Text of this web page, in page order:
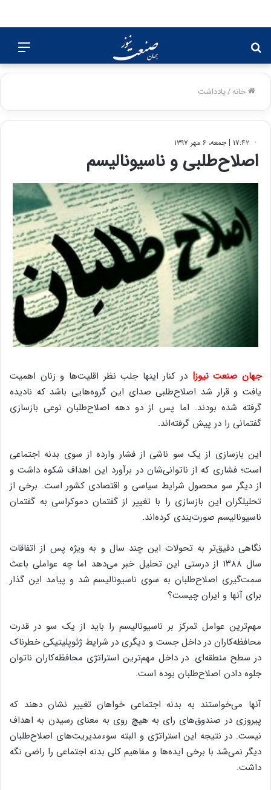
برای
خانه/یادداشت
۱۷:۴۲ | جمعه، ۶ مهر ۱۳۹۷
اصلاح‌طلبی و ناسیونالیسم
جهان صنعت نیوز| در کنار اینها جلب نظر اقلیت‌ها و زنان اهمیت
یافت و قرار شد اصلاح‌طلبی صدای این گروه‌هایی باشد که نادیده
گرفته شده بودند. اما پس از دو دهه اصلاح‌طلبان نوعی بازسازی
گفتمانی را در پیش گرفته‌اند.
این بازسازی از یک سو ناشی از فشار وارده از سوی بدنه اجتماعی
است؛ فشاری که از ناتوانی‌شان در برآورد این اهداف شکوه داشت و
از دیگر سو محصول شرایط سیاسی و اقتصادی کشور است. برخی از
تحلیلگران این بازسازی را با تغییر از گفتمان دموکراسی به گفتمان
ناسیونالیسم صورت‌بندی کرده‌اند.
نگاهی دقیق‌تر به تحولات این چند سال و به ویژه پس از اتفاقات
سال ۱۳۸۸ از درستی این تحلیل خبر می‌دهد‌ اما چه عواملی باعث
سمت‌گیری اصلاح‌طلبان به سوی ناسیونالیسم شد و پیامد این گذار
برای آنها و ایران چیست؟
مهم‌ترین عوامل تمرکز بر ناسیونالیسم را باید از یک سو در قدرت
محافظه‌کاران در داخل جست و دیگری در شرایط ژئوپلیتیکی خطرناک
در سطح منطقه‌ای. در داخل مهم‌ترین استراتژی محافظه‌کاران ناتوان
جلوه دادن اصلاح‌طلبان بوده است.
آنها می‌خواستند به بدنه اجتماعی خواهان تغییر نشان دهند که
پیروزی در صندوق‌های رای به هیچ روی به معنای رسیدن به اهداف
نیست. در نتیجه این استراتژی و البته سوءمدیریت‌های اصلاح‌طلبان
دیگر نمی‌شد با برخی ایده‌ها و مفاهیم کلی بدنه اجتماعی را راضی نگه
داشت.